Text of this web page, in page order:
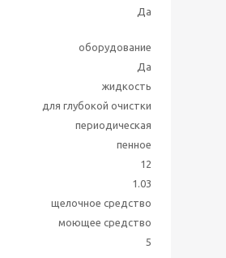
Да
оборудование
Да
жидкость
для глубокой очистки
периодическая
пенное
12
1.03
щелочное средство
моющее средство
5